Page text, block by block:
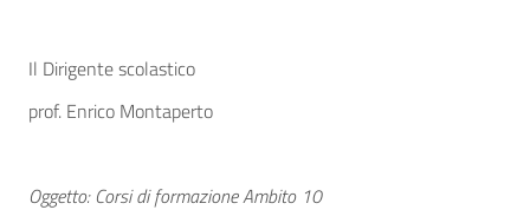
Il Dirigente scolastico
prof. Enrico Montaperto
Oggetto: Corsi di formazione Ambito 10